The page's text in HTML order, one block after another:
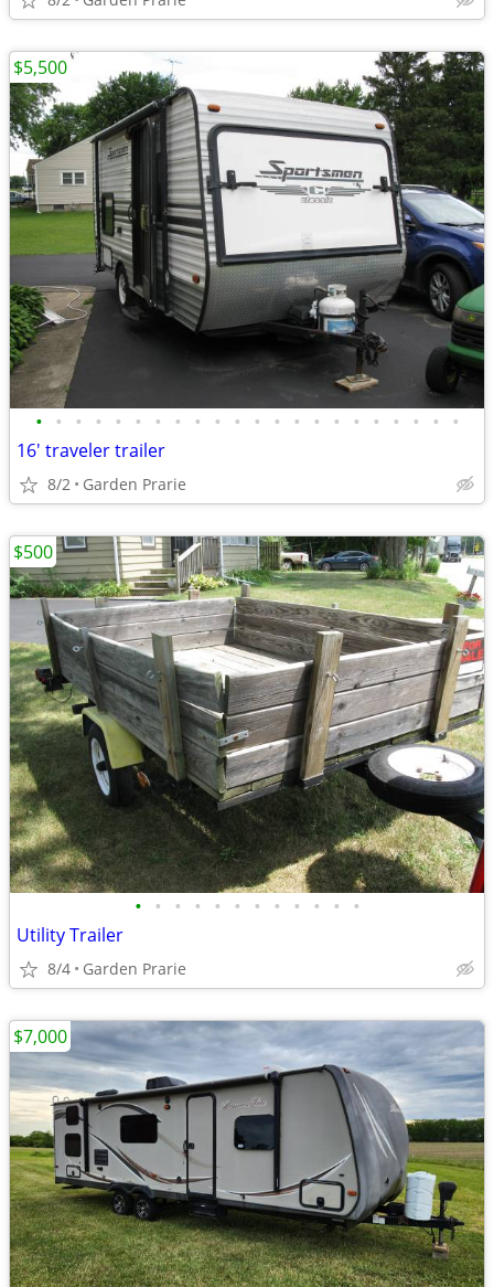
• • • • • • • • • • • • • • • • • • • • • •
16' traveler trailer
8/2 Garden Prarie
$5,500
• • • • • • • • • • • •
Utility Trailer
8/4 Garden Prarie
$500
$7,000